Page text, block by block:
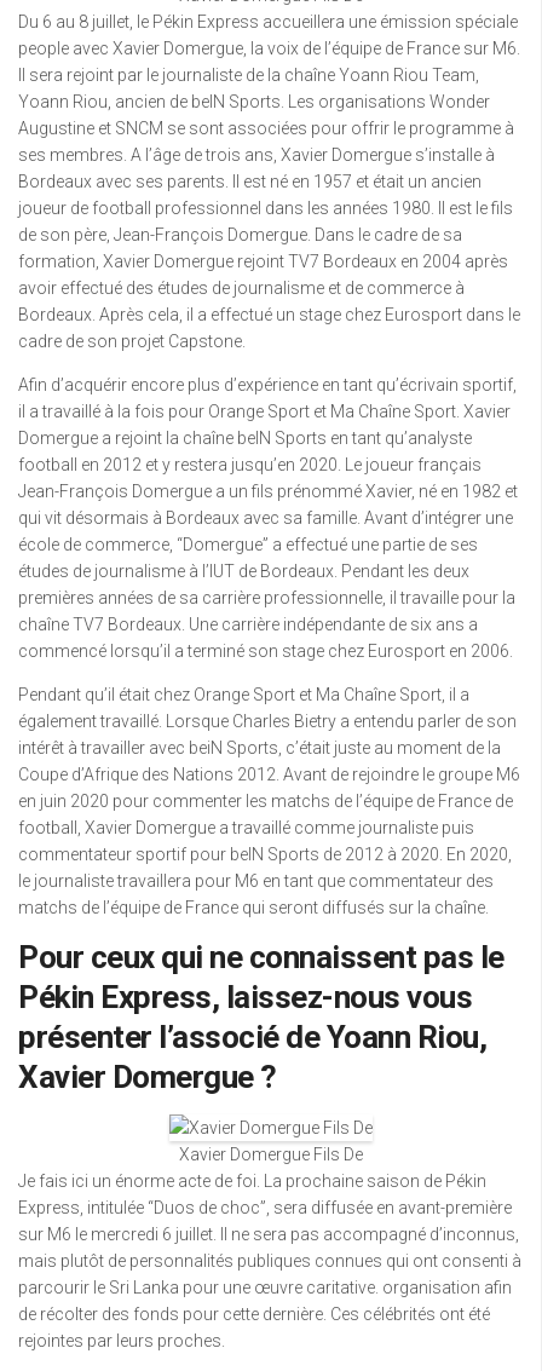
Du 6 au 8 juillet, le Pékin Express accueillera une émission spéciale
people avec Xavier Domergue, la voix de l’équipe de France sur M6.
Il sera rejoint par le journaliste de la chaîne Yoann Riou Team,
Yoann Riou, ancien de beIN Sports. Les organisations Wonder
Augustine et SNCM se sont associées pour offrir le programme à
ses membres. A l’âge de trois ans, Xavier Domergue s’installe à
Bordeaux avec ses parents. Il est né en 1957 et était un ancien
joueur de football professionnel dans les années 1980. Il est le fils
de son père, Jean-François Domergue. Dans le cadre de sa
formation, Xavier Domergue rejoint TV7 Bordeaux en 2004 après
avoir effectué des études de journalisme et de commerce à
Bordeaux. Après cela, il a effectué un stage chez Eurosport dans le
cadre de son projet Capstone.
Afin d’acquérir encore plus d’expérience en tant qu’écrivain sportif,
il a travaillé à la fois pour Orange Sport et Ma Chaîne Sport. Xavier
Domergue a rejoint la chaîne beIN Sports en tant qu’analyste
football en 2012 et y restera jusqu’en 2020. Le joueur français
Jean-François Domergue a un fils prénommé Xavier, né en 1982 et
qui vit désormais à Bordeaux avec sa famille. Avant d’intégrer une
école de commerce, “Domergue” a effectué une partie de ses
études de journalisme à l’IUT de Bordeaux. Pendant les deux
premières années de sa carrière professionnelle, il travaille pour la
chaîne TV7 Bordeaux. Une carrière indépendante de six ans a
commencé lorsqu’il a terminé son stage chez Eurosport en 2006.
Pendant qu’il était chez Orange Sport et Ma Chaîne Sport, il a
également travaillé. Lorsque Charles Bietry a entendu parler de son
intérêt à travailler avec beiN Sports, c’était juste au moment de la
Coupe d’Afrique des Nations 2012. Avant de rejoindre le groupe M6
en juin 2020 pour commenter les matchs de l’équipe de France de
football, Xavier Domergue a travaillé comme journaliste puis
commentateur sportif pour beIN Sports de 2012 à 2020. En 2020,
le journaliste travaillera pour M6 en tant que commentateur des
matchs de l’équipe de France qui seront diffusés sur la chaîne.
Pour ceux qui ne connaissent pas le
Pékin Express, laissez-nous vous
présenter l’associé de Yoann Riou,
Xavier Domergue ?
Xavier Domergue Fils De
Je fais ici un énorme acte de foi. La prochaine saison de Pékin
Express, intitulée “Duos de choc”, sera diffusée en avant-première
sur M6 le mercredi 6 juillet. Il ne sera pas accompagné d’inconnus,
mais plutôt de personnalités publiques connues qui ont consenti à
parcourir le Sri Lanka pour une œuvre caritative. organisation afin
de récolter des fonds pour cette dernière. Ces célébrités ont été
rejointes par leurs proches.